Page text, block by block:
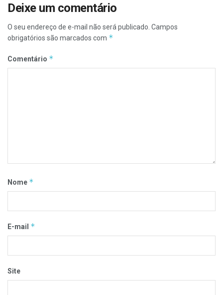
Deixe um comentário
O seu endereço de e-mail não será publicado. Campos
obrigatórios são marcados com *
Comentário *
Nome *
E-mail *
Site